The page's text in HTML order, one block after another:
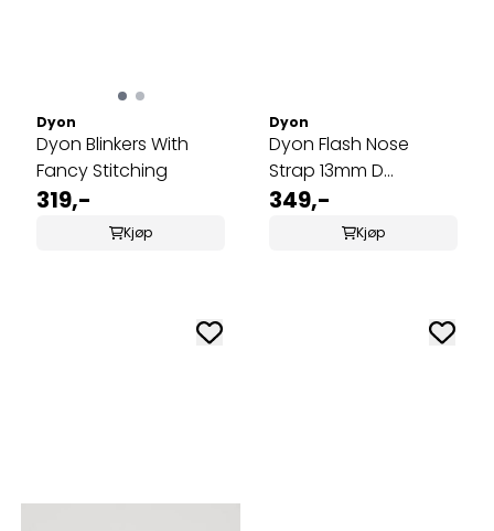
Dyon
Dyon Blinkers With
Fancy Stitching
319,-
Kjøp
Dyon
Dyon Flash Nose
Strap 13mm D
Collection
349,-
Kjøp